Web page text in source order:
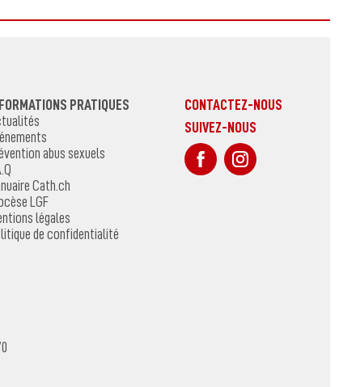
PRATIQUES
abus sexuels
Cath.ch
LGF
légales
de confidentialité
CONTACTEZ-NOUS
SUIVEZ-NOUS
sur Facebook